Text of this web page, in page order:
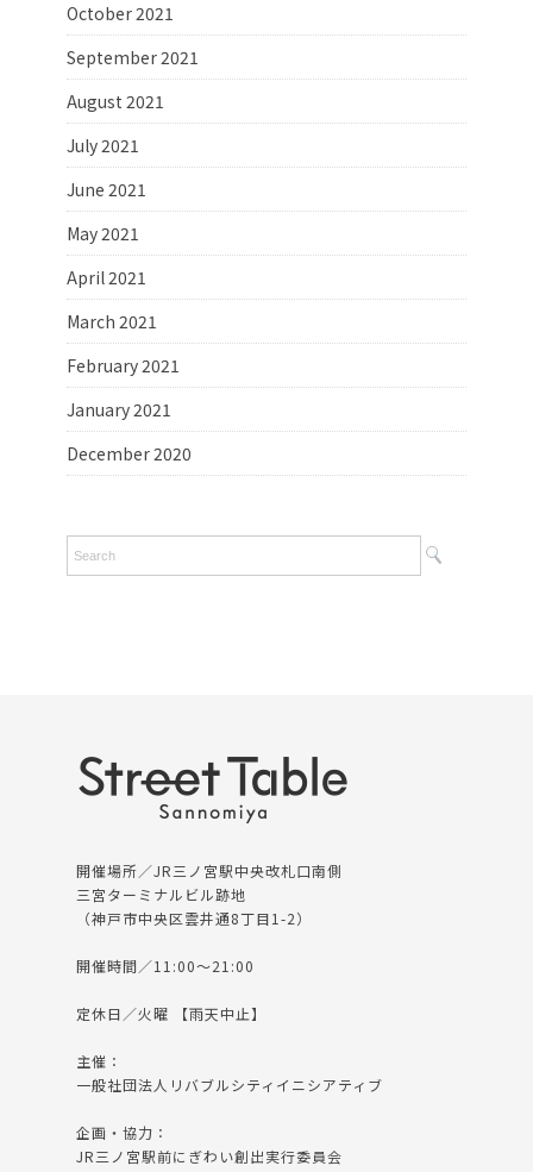
October 2021
September 2021
August 2021
July 2021
June 2021
May 2021
April 2021
March 2021
February 2021
January 2021
December 2020
開催場所／JR三ノ宮駅中央改札口南側
三宮ターミナルビル跡地
（神戸市中央区雲井通8丁目1-2）
開催時間／11:00〜21:00
定休日／火曜 【雨天中止】
主催：
一般社団法人リバブルシティイニシアティブ
企画・協力：
JR三ノ宮駅前にぎわい創出実行委員会